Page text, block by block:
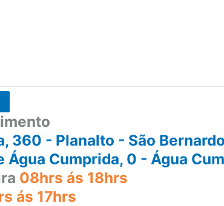
360 - Planalto - São
Água Cumprida, 0 - Água
08hrs ás 18hrs
ás 17hrs